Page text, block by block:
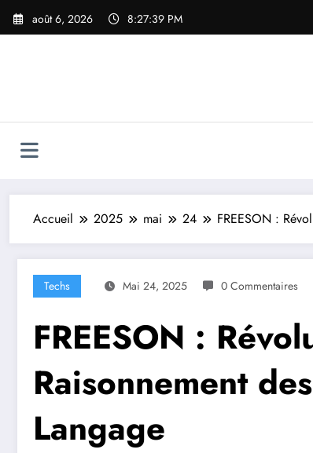
Aller
août 6, 2026 8:27:41 PM
Accueil 2025 mai 24 FREESON :
Techs Mai 24, 2025 0 Commentaires
FREESON :
Raisonnement
Langage